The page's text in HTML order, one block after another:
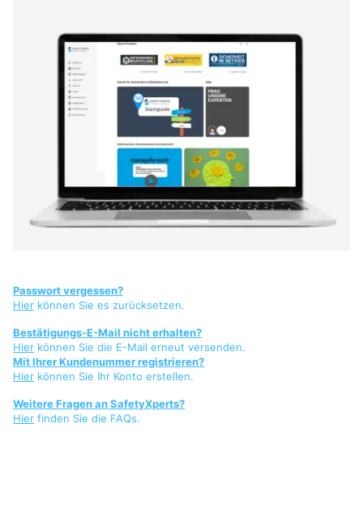
Passwort vergessen?
Hier können Sie es zurücksetzen.
Bestätigungs-E-Mail nicht erhalten?
Hier können Sie die E-Mail erneut versenden.
Mit Ihrer Kundenummer registrieren?
Hier können Sie Ihr Konto erstellen.
Weitere Fragen an SafetyXperts?
Hier finden Sie die FAQs.